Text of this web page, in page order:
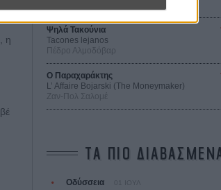
η
Ψηλά Τακούνια
Tacones lejanos
Πέδρο Αλμοδόβαρ
Ο Παραχαράκτης
L’ Affaire Bojarski (The Moneymaker)
Ζαν-Πολ Σαλομέ
ΤΑ ΠΙΟ
Οδύσσεια